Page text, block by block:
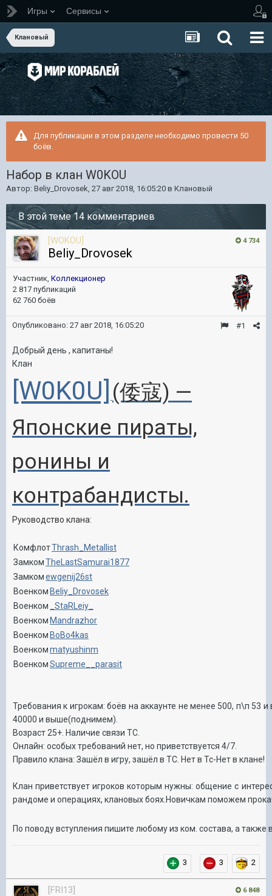
Игры Сервисы
Клановый
Для публикации в этом разделе необходимо провести 50
боёв.
Набор в клан W0KOU
Автор: Beliy_Drovosek, 27 авг 2018, 16:05:20 в Клановый
В этой теме 14 комментариев
4 734
[WOKOU]
Beliy_Drovosek
Участник, Коллекционер
2 817 публикаций
62 760 боёв
#1
Опубликовано: 27 авг 2018, 16:05:20
Добрый день , капитаны!
Клан
[W0K0U] (倭寇) —
Японские пираты,
ронины и
контрабандисты.
Руководство клана:
КомфлотThrash_Metallist
ЗамкомTheLastSamurai1877
Замкомewgenij26st
Военком Beliy_Drovosek
Военком
_StaRLeiy_
Военком Mandrazhor
Военком BoBo4kas
Военкомmatyushinm
ВоенкомSupreme__parasit
Требования к игрокам: боёв на аккаунте не менее 500, п\п 53
40000 и выше(поднимем).
Возраст 25+. Наличие связи ТС.
Онлайн: особых требований нет, но приветствуется 4/7.
Правило клана: Зашёл в игру, зашёл в ТС. Нет в Тс-Нет в клане!
Клан приветствует игроков которым нужны: общение с
рандоме и операциях, клановых боях.Новичкам поможем
По поводу вступления пишите любому из ком. состава, а также
3 3 2
6 848
[FRI13]